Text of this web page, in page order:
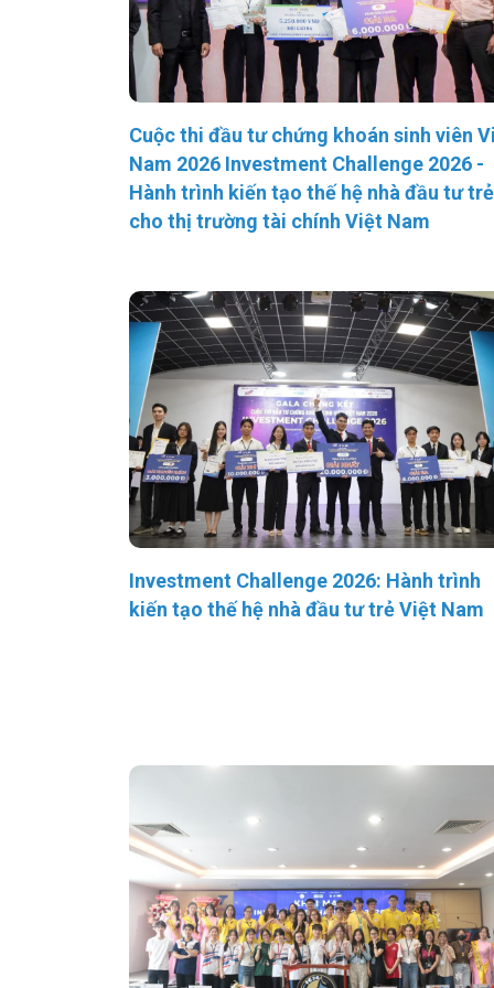
Cuộc thi đầu tư chứng khoán sinh viên
Nam 2026 Investment Challenge 2026 -
Hành trình kiến tạo thế hệ nhà đầu tư trẻ
cho thị trường tài chính Việt Nam
Investment Challenge 2026: Hành trình
kiến tạo thế hệ nhà đầu tư trẻ Việt Nam